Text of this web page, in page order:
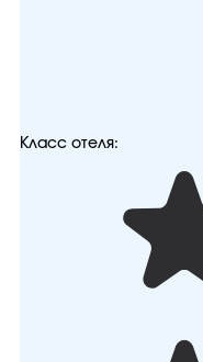
Класс отеля: